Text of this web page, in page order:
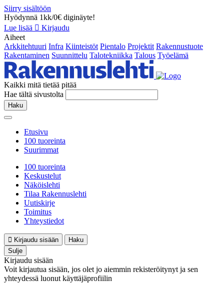
Siirry sisältöön
Hyödynnä 1kk/0€ diginäyte!
Lue lisää
Kirjaudu
Aiheet
Arkkitehtuuri Infra Kiinteistöt Pientalo Projektit Rakennustuote
Rakentaminen Suunnittelu Talotekniikka Talous Työelämä
Kaikki mitä tietää pitää
Hae tältä sivustolta
Haku
Etusivu
100 tuoreinta
Suurimmat
100 tuoreinta
Keskustelut
Näköislehti
Tilaa Rakennuslehti
Uutiskirje
Toimitus
Yhteystiedot
Kirjaudu sisään
Haku
Sulje
Kirjaudu sisään
Voit kirjautua sisään, jos olet jo aiemmin rekisteröitynyt ja sen
yhteydessä luonut käyttäjäprofiilin